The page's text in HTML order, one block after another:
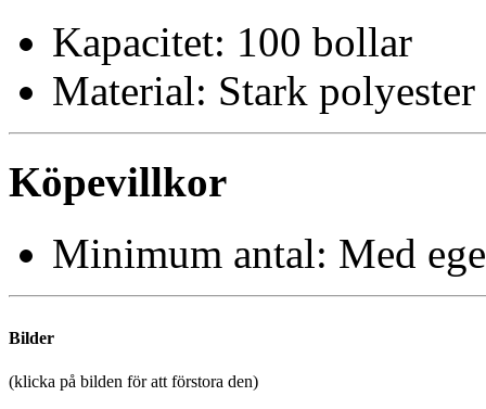
Kapacitet: 100 bollar
Material: Stark polyester
Köpevillkor
Minimum antal: Med
Bilder
(klicka på bilden för att förstora den)